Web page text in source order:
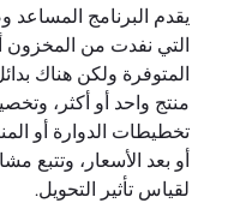
يقدم البرنامج المساعد
التي نفدت من المخزون
المتوفرة ولكن هناك
منتج واحد أو أكثر،
أو بعد الأسعار، وتتبع
لقياس تأثير التحويل.